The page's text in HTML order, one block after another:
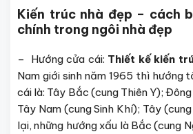
Kiến trúc nhà đẹp – cách
chính trong ngôi nhà đẹp
– Hướng cửa cái: Thiết kế kiến
Nam giới sinh năm 1965 thì
cái là: Tây Bắc (cung Thiên Y);
Tây Nam (cung Sinh Khí); Tây
lại, những hướng xấu là Bắc (cung